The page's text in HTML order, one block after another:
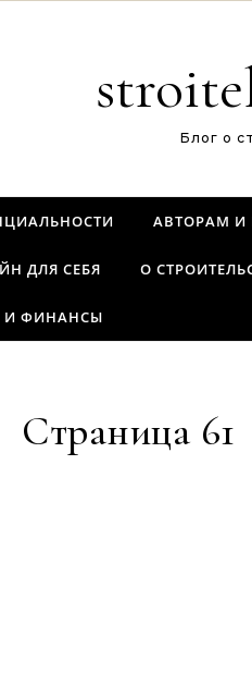
Блог о
АВТОРАМ И
ДЛЯ СЕБЯ О
И ФИНАНСЫ
Страница 61